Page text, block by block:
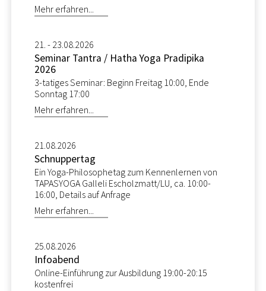
Mehr erfahren...
21. - 23.08.2026
Seminar Tantra / Hatha Yoga Pradipika
2026
3-tatiges Seminar: Beginn Freitag 10:00, Ende
Sonntag 17:00
Mehr erfahren...
21.08.2026
Schnuppertag
Ein Yoga-Philosophetag zum Kennenlernen von
TAPASYOGA Galleli Escholzmatt/LU, ca. 10:00-
16:00, Details auf Anfrage
Mehr erfahren...
25.08.2026
Infoabend
Online-Einführung zur Ausbildung 19:00-20:15
kostenfrei